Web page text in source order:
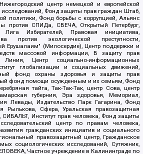
центр немецкой и европейской
исследований, Фонд защиты прав граждан Штаб,
политики, Фонд борьбы с коррупцией, Альянс
против СПИДа, СВЕЧА, Открытый Петербург,
Лига Избирателей, Правовая инициатива,
против экологической преступности,
Ерушалаим" (Милосердие), Центр поддержки и
массовой информации, В защиту прав
Центр социально-информационных
глобализации и социальных движений,
фонд охраны здоровья и защиты прав
фонд помощи осужденным и их семьям, Фонд
тайга, Так-Так-Так, центр Сова, центр
губерния, Эра здоровья, Мемориал,
Левады, Издательство Парк Гагарина, Фонд
Рылькова, Сфера, Уральская правозащитная
Институт прав человека, Фонд защиты
центр по правам человека,
гражданских инициатив и социального
правозащитный центр, Гражданское
социологических исследований, Сутяжник,
Частное учреждение в Калининграде по